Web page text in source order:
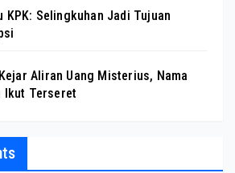
KPK: Selingkuhan Jadi Tujuan
Kejar Aliran Uang Misterius, Nama
Ikut Terseret